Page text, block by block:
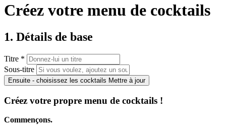
Créez votre menu de cocktails
1. Détails de base
Titre *
Sous-titre
Ensuite - choisissez les cocktails Mettre à jour
Créez votre propre menu de cocktails !
Commençons.